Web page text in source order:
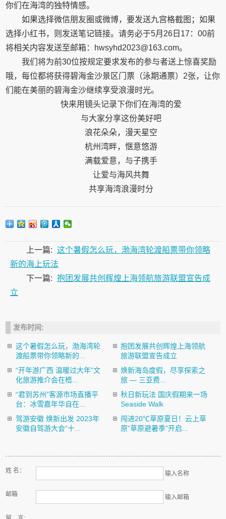
你们在海湾的独特情感。
如果选择微信朋友圈或微博，要发送九宫格截图；如果
选择小红书，则发送笔记链接。请务必于5月26日17：00前
将相关内容发送至邮箱：hwsyhd2023@163.com。
我们将为前30位按规定要求发布的参与者送上惊喜奖励
哦，每位都将获得碧海金沙景区门票（泳期通票）2张，让你
们能在美丽的碧海金沙继续享受浪漫时光。
快来用镜头记录下你们在海湾的爱
与大家分享这份美好吧
浪花朵朵，漫天星空
杭州湾畔，惬意悠游
满载爱意，与子携手
让爱与海风共舞
共享海湾浪漫时分
上一篇: 这个暑假怎么玩，渤海湾轮渡船票带你领略
新的海上玩法
下一篇: 抱团发展共创辉煌上海领航旅游联盟宣告成
立
发布时间:
这个暑假怎么玩，渤海湾轮
渡船票带你领略新的...
抱团发展共创辉煌上海领航
旅游联盟宣告成立
“开年游广西 温暖过大年”文
化旅游推介会在梧...
焕新海岛度假，尽享探索之
旅 — 三亚费...
“君到苏州”客源市场直播平
台：冰雪嘉年华自在...
秋日新玩法 国庆假期来一场
Seaside Walk
驾游安徽 焕新出发 2023年
安徽自驾游大会“十...
闯进20℃草原夏日！云上草
原“草原避暑季”开启...
姓 名： 输入名称
邮箱 输入邮箱